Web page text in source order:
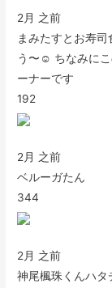
2月 之前
まみたすとお寿
う〜☺️ ちなみに
ーナーです
192
2月 之前
ベルーガたん
344
2月 之前
神尾楓珠くんハタ